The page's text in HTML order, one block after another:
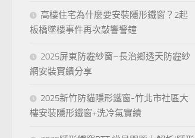
高樓住宅為什麼要安裝隱形鐵窗？2起
板橋墜樓事件再次敲響警鐘
2025屏東防霾紗窗–長治鄉透天防霾紗
網安裝實績分享
2025新竹防貓隱形鐵窗-竹北市社區大
樓安裝隱形鐵窗+洗冷氣實績